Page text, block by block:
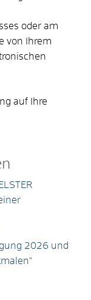
oder am
von Ihrem
auf Ihre
ELSTER
2026 und